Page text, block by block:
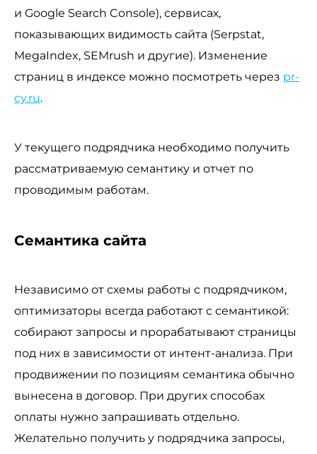
и Google Search Console), сервисах,
показывающих видимость сайта (Serpstat,
MegaIndex, SEMrush и другие). Изменение
страниц в индексе можно посмотреть через pr-
cy.ru.
У текущего подрядчика необходимо получить
рассматриваемую семантику и отчет по
проводимым работам.
Семантика сайта
Независимо от схемы работы с подрядчиком,
оптимизаторы всегда работают с семантикой:
собирают запросы и прорабатывают страницы
под них в зависимости от интент-анализа. При
продвижении по позициям семантика обычно
вынесена в договор. При других способах
оплаты нужно запрашивать отдельно.
Желательно получить у подрядчика запросы,